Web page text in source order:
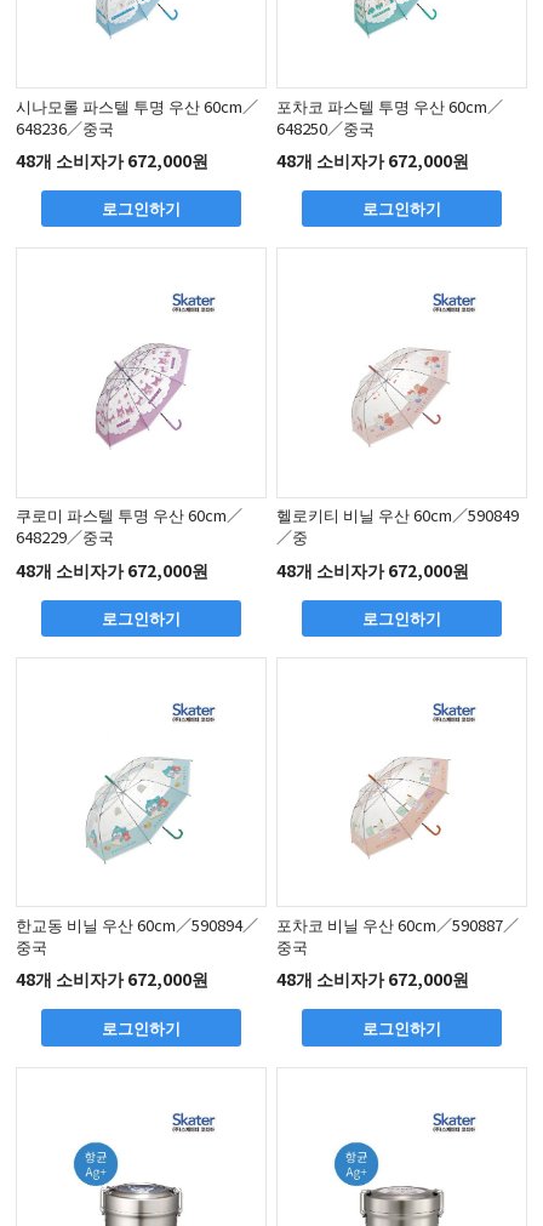
시나모롤 파스텔 투명 우산 60cm／
648236／중국
48개 소비자가 672,000원
로그인하기
포차코 파스텔 투명 우산 60cm／
648250／중국
48개 소비자가 672,000원
로그인하기
쿠로미 파스텔 투명 우산 60cm／
648229／중국
48개 소비자가 672,000원
로그인하기
헬로키티 비닐 우산 60cm／590849
／중
48개 소비자가 672,000원
로그인하기
한교동 비닐 우산 60cm／590894／
중국
48개 소비자가 672,000원
로그인하기
포차코 비닐 우산 60cm／590887／
중국
48개 소비자가 672,000원
로그인하기